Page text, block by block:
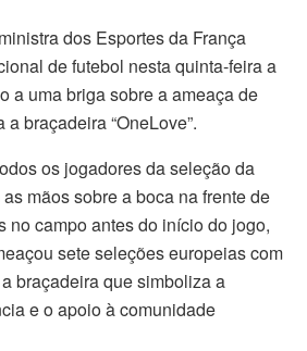
dos Esportes da França
de futebol nesta quinta-feira a
a uma briga sobre a ameaça de
braçadeira “OneLove”.
os jogadores da seleção da
mãos sobre a boca na frente de
no campo antes do início do jogo,
sete seleções europeias com
braçadeira que simboliza a
e o apoio à comunidade